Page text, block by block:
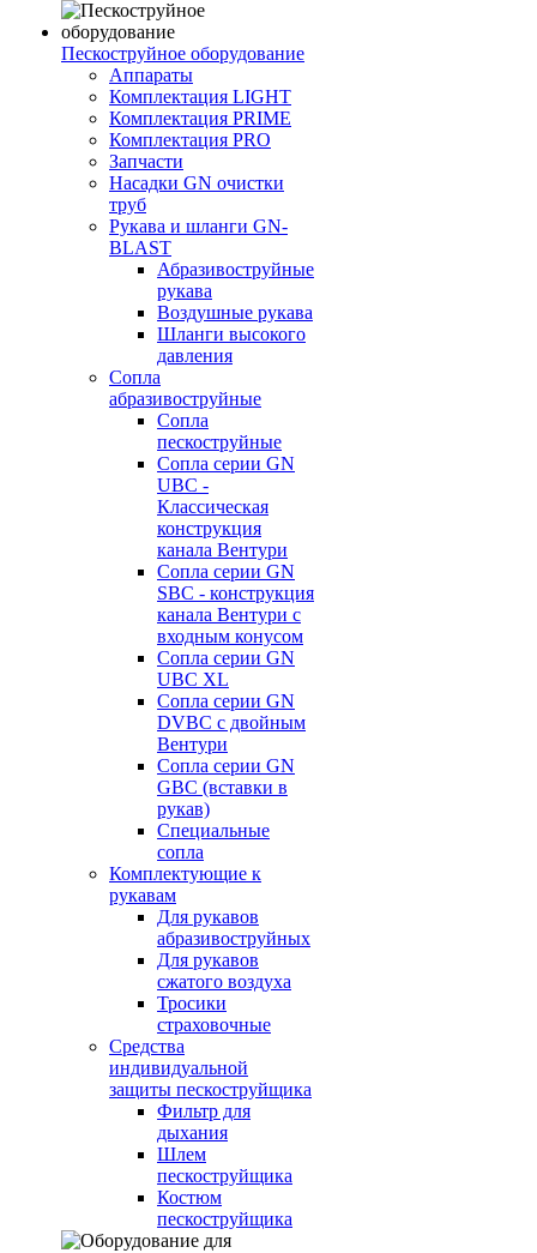
Пескоструйное оборудование
Аппараты
Комплектация LIGHT
Комплектация PRIME
Комплектация PRO
Запчасти
Насадки GN очистки
труб
Рукава и шланги GN-
BLAST
Абразивоструйные
рукава
Воздушные рукава
Шланги высокого
давления
Сопла
абразивоструйные
Сопла
пескоструйные
Сопла серии GN
UBC -
Классическая
конструкция
канала Вентури
Сопла серии GN
SBC - конструкция
канала Вентури c
входным конусом
Сопла серии GN
UBC XL
Сопла серии GN
DVBC с двойным
Вентури
Сопла серии GN
GBC (вставки в
рукав)
Специальные
сопла
Комплектующие к
рукавам
Для рукавов
абразивоструйных
Для рукавов
сжатого воздуха
Тросики
страховочные
Средства
индивидуальной
защиты пескоструйщика
Фильтр для
дыхания
Шлем
пескоструйщика
Костюм
пескоструйщика